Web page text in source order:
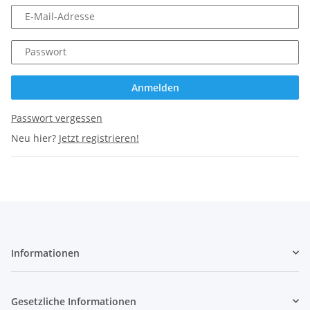
E-Mail-Adresse
Passwort
Anmelden
Passwort vergessen
Neu hier? Jetzt registrieren!
Informationen
Gesetzliche Informationen